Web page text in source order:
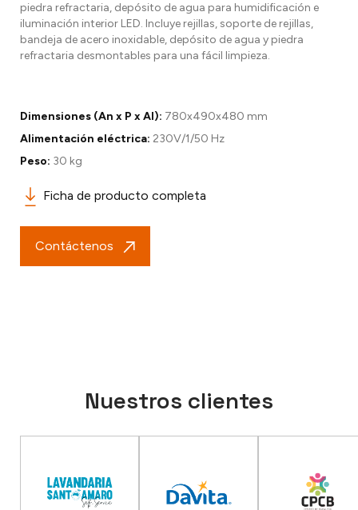
piedra refractaria, depósito de agua para humidificación e
iluminación interior LED. Incluye rejillas, soporte de rejillas,
bandeja de acero inoxidable, depósito de agua y piedra
refractaria desmontables para una fácil limpieza.
Dimensiones (An x P x Al): 780x490x480 mm
Alimentación eléctrica: 230V/1/50 Hz
Peso: 30 kg
Ficha de producto completa
Contáctenos
Nuestros clientes